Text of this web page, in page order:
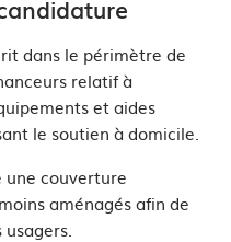
dans le périmètre de
relatif à
et aides
le soutien à domicile.
une couverture
aménagés afin de